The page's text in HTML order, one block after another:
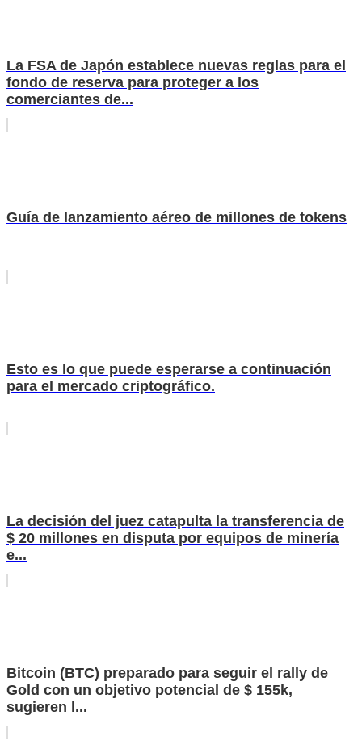
La FSA de Japón establece nuevas reglas para el
fondo de reserva para proteger a los
comerciantes de...
Guía de lanzamiento aéreo de millones de tokens
Esto es lo que puede esperarse a continuación
para el mercado criptográfico.
La decisión del juez catapulta la transferencia de
$ 20 millones en disputa por equipos de minería
e...
Bitcoin (BTC) preparado para seguir el rally de
Gold con un objetivo potencial de $ 155k,
sugieren l...